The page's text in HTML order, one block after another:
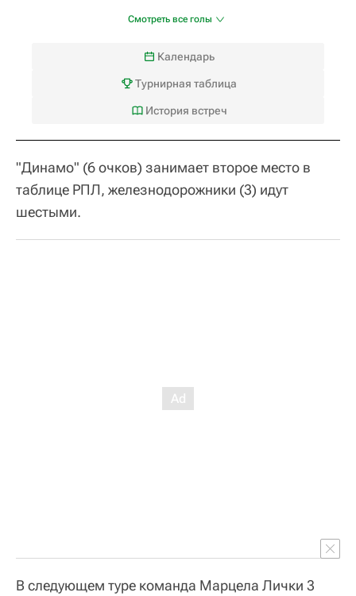
Смотреть все голы
Календарь
Турнирная таблица
История встреч
"Динамо" (6 очков) занимает второе место в
таблице РПЛ, железнодорожники (3) идут
шестыми.
В следующем туре команда Марцела Лички 3